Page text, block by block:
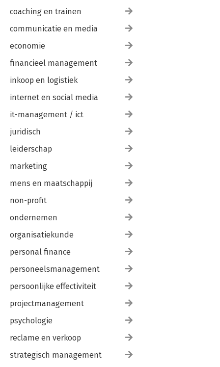
coaching en trainen
communicatie en media
economie
financieel management
inkoop en logistiek
internet en social media
it-management / ict
juridisch
leiderschap
marketing
mens en maatschappij
non-profit
ondernemen
organisatiekunde
personal finance
personeelsmanagement
persoonlijke effectiviteit
projectmanagement
psychologie
reclame en verkoop
strategisch management